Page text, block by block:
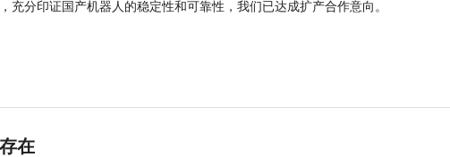
充分印证国产机器人的稳定性和可靠性，我们已达成扩产合作意向。
在